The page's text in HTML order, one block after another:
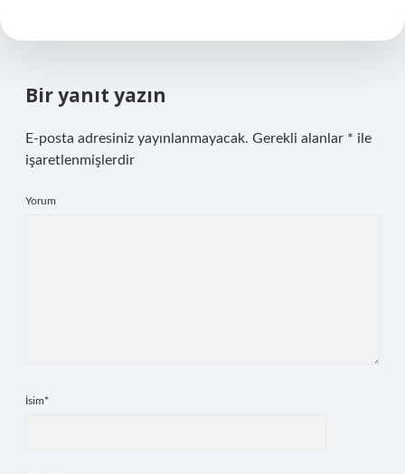
Bir yanıt yazın
E-posta adresiniz yayınlanmayacak. Gerekli alanlar * ile
işaretlenmişlerdir
Yorum
İsim*